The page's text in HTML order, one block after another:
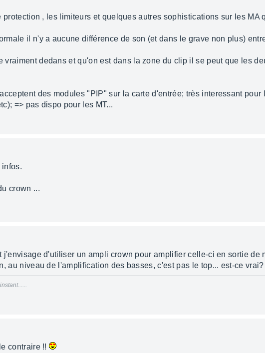
, les limiteurs et quelques autres sophistications sur les MA
il n'y a aucune différence de son (et dans le grave non plus)
vraiment dedans et qu'on est dans la zone du clip il se peut que les
des modules "PIP" sur la carte d'entrée; très interessant
=> pas dispo pour les MT...
infos.
crown ...
j'envisage d'utiliser un ampli crown pour amplifier celle-ci en sortie de
au niveau de l'amplification des basses, c'est pas le top... est-ce vrai?
contraire !!